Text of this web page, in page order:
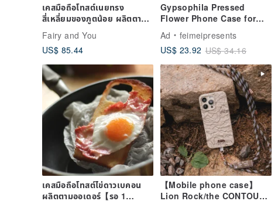
เคสมือถือโทสต์เนยทรง
สี่เหลี่ยมของภูตน้อย ผลิตตามอ
Fairy and You
US$ 85.44
Gypsophila Pressed
Flower Phone Case for
Samsung S25 A35
Ad
feimeipresents
US$ 23.92 US$ 34.16
เคสมือถือโทสต์ไข่ดาวเบคอน
ผลิตตามออเดอร์【รอ 1
【Mobile phone case】
Lion Rock/the CONTOUR -